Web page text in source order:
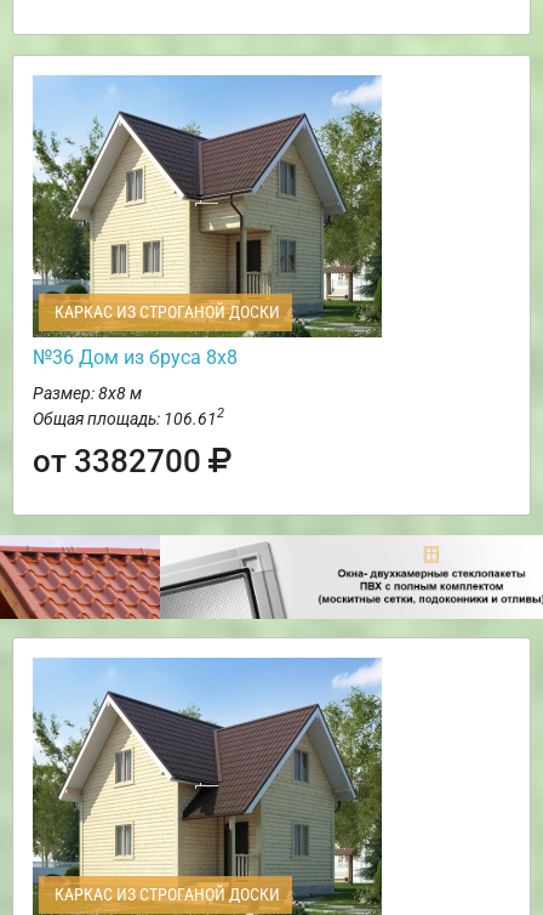
КАРКАС ИЗ СТРОГАНОЙ ДОСКИ
№36 Дом из бруса 8х8
Размер: 8х8 м
Общая площадь: 106.612
от 3382700
КАРКАС ИЗ СТРОГАНОЙ ДОСКИ